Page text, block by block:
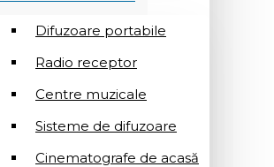
Difuzoare portabile
Radio receptor
Centre muzicale
Sisteme de difuzoare
Cinematografe de acasă